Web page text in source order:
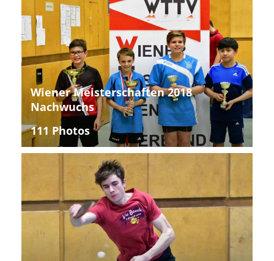
Wiener Meisterschaften 2018
Nachwuchs
111 Photos